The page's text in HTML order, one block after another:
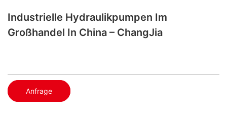
Industrielle Hydraulikpumpen Im
Großhandel In China – ChangJia
Anfrage